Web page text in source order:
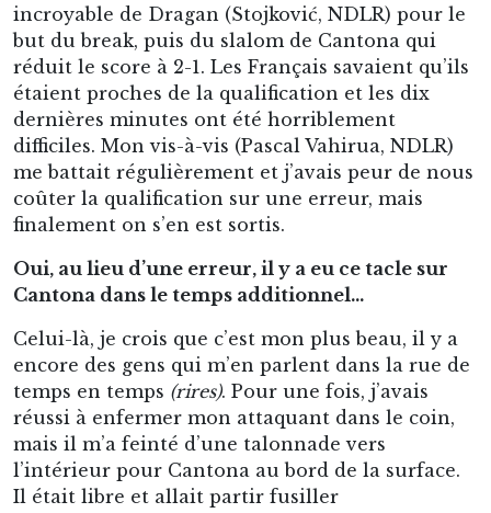
incroyable de Dragan (Stojković, NDLR) pour le
but du break, puis du slalom de Cantona qui
réduit le score à 2-1. Les Français savaient qu’ils
étaient proches de la qualification et les dix
dernières minutes ont été horriblement
difficiles. Mon vis-à-vis (Pascal Vahirua, NDLR)
me battait régulièrement et j’avais peur de nous
coûter la qualification sur une erreur, mais
finalement on s’en est sortis.
Oui, au lieu d’une erreur, il y a eu ce tacle sur
Cantona dans le temps additionnel…
Celui-là, je crois que c’est mon plus beau, il y a
encore des gens qui m’en parlent dans la rue de
temps en temps (rires). Pour une fois, j’avais
réussi à enfermer mon attaquant dans le coin,
mais il m’a feinté d’une talonnade vers
l’intérieur pour Cantona au bord de la surface.
Il était libre et allait partir fusiller